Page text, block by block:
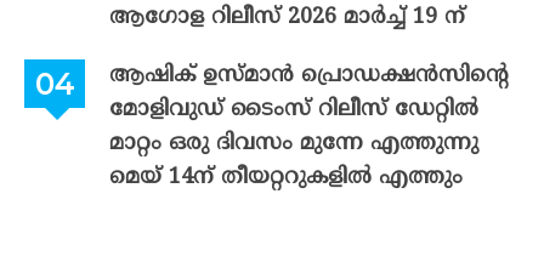
ആഗോള റിലീസ് 2026 മാർച്ച് 19 ന്
ആഷിക് ഉസ്മാൻ പ്രൊഡക്ഷൻസിന്റെ
മോളിവുഡ് ടൈംസ് റിലീസ് ഡേറ്റിൽ
മാറ്റം ഒരു ദിവസം മുന്നേ എത്തുന്നു
മെയ് 14ന് തീയറ്ററുകളിൽ എത്തും